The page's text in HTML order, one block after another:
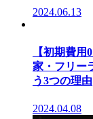
2024.06.13
【初期費
家・フリー
う3つの理由
2024.04.08